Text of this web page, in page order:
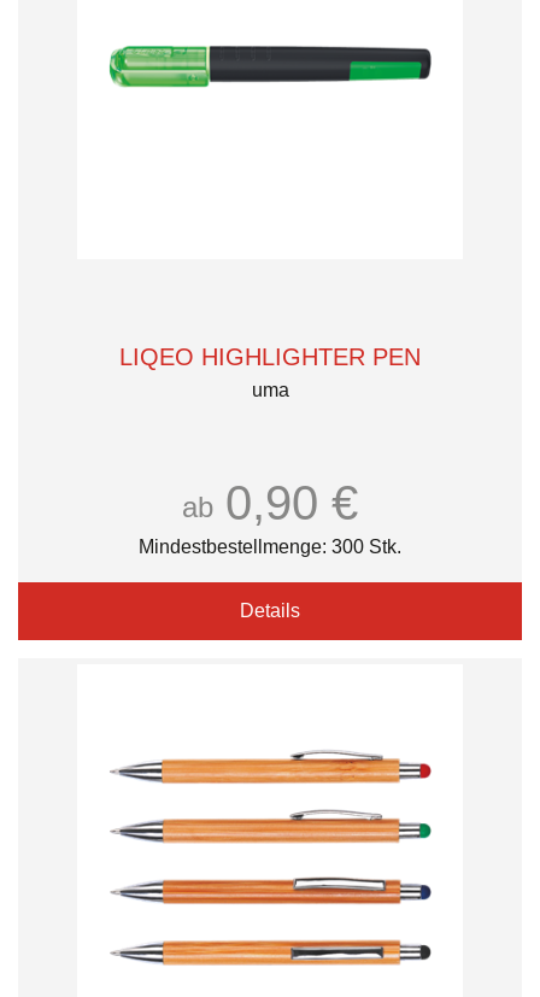
LIQEO HIGHLIGHTER PEN
uma
ab 0,90 €
Mindestbestellmenge: 300 Stk.
Details